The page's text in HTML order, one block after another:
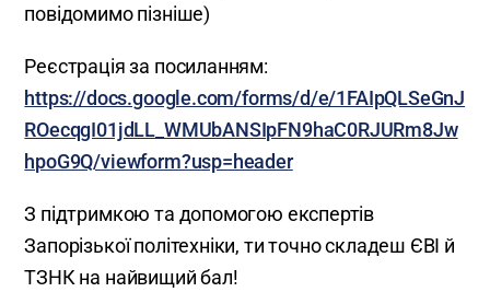
повідомимо пізніше)
Реєстрація за посиланням:
https://docs.google.com/forms/d/e/1FAIpQLSeGnJ
ROecqgI01jdLL_WMUbANSIpFN9haC0RJURm8Jw
hpoG9Q/viewform?usp=header
З підтримкою та допомогою експертів
Запорізької політехніки, ти точно складеш ЄВІ й
ТЗНК на найвищий бал!